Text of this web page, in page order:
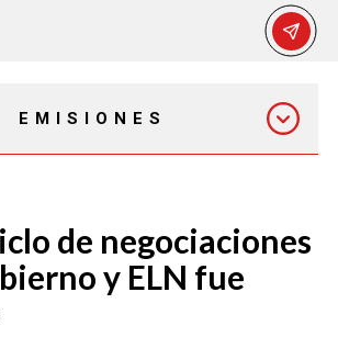
EMISIONES
EMISIÓN 7:00 PM
de negociaciones
y ELN fue